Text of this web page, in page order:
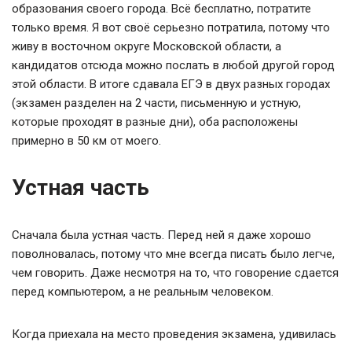
образования своего города. Всё бесплатно, потратите
только время. Я вот своё серьезно потратила, потому что
живу в восточном округе Московской области, а
кандидатов отсюда можно послать в любой другой город
этой области. В итоге сдавала ЕГЭ в двух разных городах
(экзамен разделен на 2 части, письменную и устную,
которые проходят в разные дни), оба расположены
примерно в 50 км от моего.
Устная часть
Сначала была устная часть. Перед ней я даже хорошо
поволновалась, потому что мне всегда писать было легче,
чем говорить. Даже несмотря на то, что говорение сдается
перед компьютером, а не реальным человеком.
Когда приехала на место проведения экзамена, удивилась